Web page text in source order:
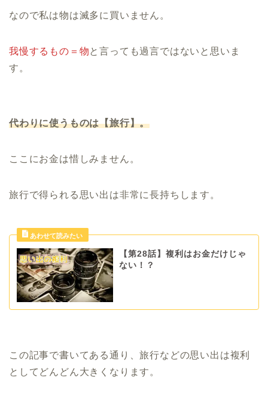
なので私は物は滅多に買いません。
我慢するもの＝物と言っても過言ではないと思いま
す。
代わりに使うものは【旅行】。
ここにお金は惜しみません。
旅行で得られる思い出は非常に長持ちします。
【第28話】複利はお金だけじゃ
ない！？
この記事で書いてある通り、旅行などの思い出は複利
としてどんどん大きくなります。